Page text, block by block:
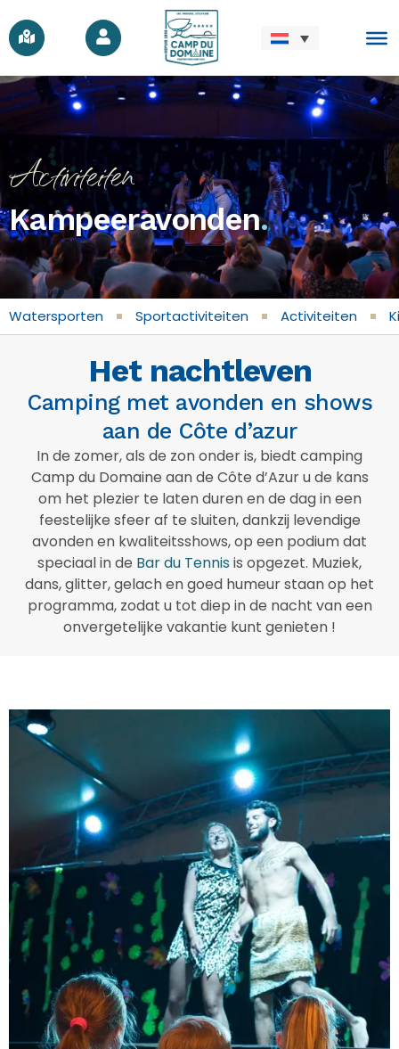
Activiteiten
Kampeeravonden.
Watersporten Sportactiviteiten Activiteiten
Het nachtleven
Camping met avonden en shows
aan de Côte d’azur
In de zomer, als de zon onder is, biedt camping
Camp du Domaine aan de Côte d’Azur u de kans
om het plezier te laten duren en de dag in een
feestelijke sfeer af te sluiten, dankzij levendige
avonden en kwaliteitsshows, op een podium dat
speciaal in de Bar du Tennisis opgezet. Muziek,
dans, glitter, gelach en goed humeur staan op het
programma, zodat u tot diep in de nacht van een
onvergetelijke vakantie kunt genieten !